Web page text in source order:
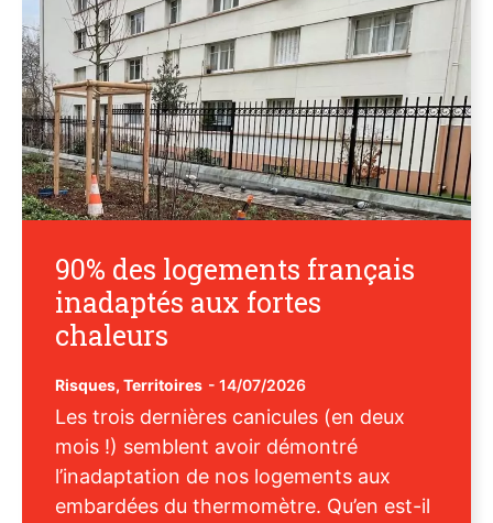
90% des logements français
inadaptés aux fortes
chaleurs
Risques, Territoires - 14/07/2026
Les trois dernières canicules (en deux
mois !) semblent avoir démontré
l’inadaptation de nos logements aux
embardées du thermomètre. Qu’en est-il